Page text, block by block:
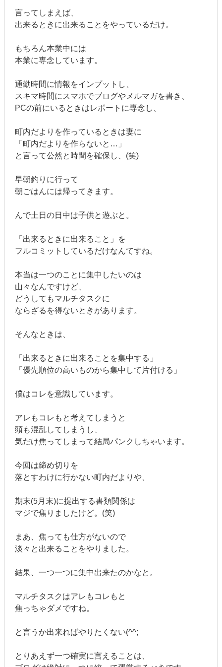
言ってしまえば、
出来るときに出来ることをやっているだけ。
もちろん本業中には
本業に専念しています。
通勤時間に情報をインプットし、
スキマ時間にスマホでブログやメルマガを書き、
PCの前にいるときはレポートに専念し、
町内だよりを作っているときは妻に
「町内だよりを作らないと…」
と言って公然と時間を確保し、(笑)
早朝釣りに行って
朝ごはんには帰ってきます。
んで土日の日中は子供と遊ぶと。
「出来るときに出来ること」を
フルコミットしているだけなんてすね。
本当は一つのことに集中したいのは
山々なんですけど、
どうしてもマルチタスクに
ならざるを得ないときがあります。
そんなときは、
「出来るときに出来ることを集中する」
「優先順位の高いものから集中して片付ける」
僕はコレを意識しています。
アレもコレもと考えてしまうと
頭も混乱してしまうし、
気だけ焦ってしまって結局パンクしちゃいます。
今回は締め切りを
落とすわけに行かない町内だよりや、
期末(5月末)に提出する書類関係は
マジで焦りましたけど。(笑)
まあ、焦っても仕方がないので
淡々と出来ることをやりました。
結果、一つ一つに集中出来たのかなと。
マルチタスクはアレもコレもと
焦っちゃダメですね。
と言うか出来ればやりたくない(^^;
とりあえず一つ確実に言えることは、